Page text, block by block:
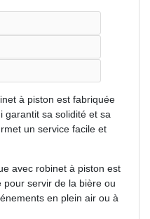
à piston est fabriquée
garantit sa solidité et sa
un service facile et
avec robinet à piston est
servir de la bière ou
en plein air ou à